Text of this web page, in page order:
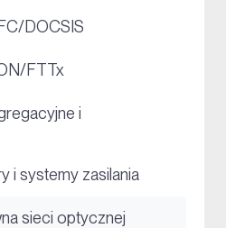
DOCSIS
FTTx
i
i systemy zasilania
sieci optycznej